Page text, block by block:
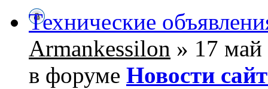
Технические
Armankessilon » 17
в форуме Новости